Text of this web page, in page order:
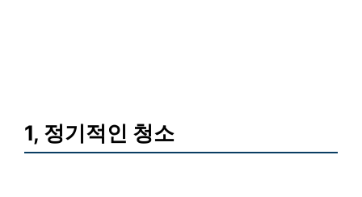
1, 정기적인 청소